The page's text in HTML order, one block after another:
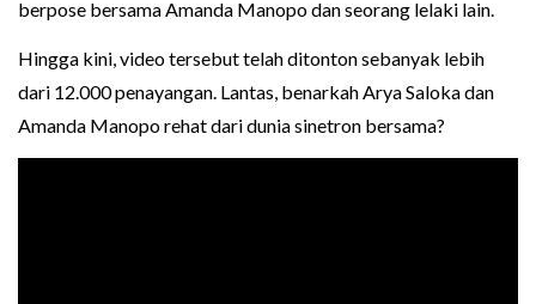
berpose bersama Amanda Manopo dan seorang lelaki lain.
Hingga kini, video tersebut telah ditonton sebanyak lebih
dari 12.000 penayangan. Lantas, benarkah Arya Saloka dan
Amanda Manopo rehat dari dunia sinetron bersama?